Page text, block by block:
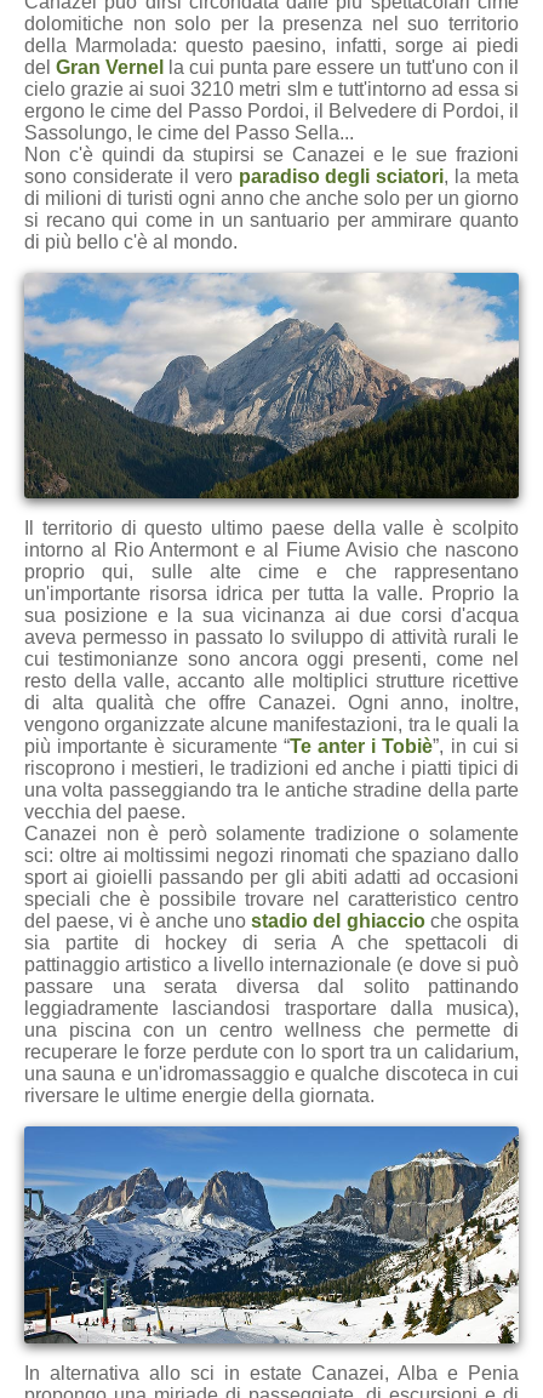
dolomitiche non solo per la presenza nel suo territorio
della Marmolada: questo paesino, infatti, sorge ai piedi
del Gran Vernel
la cui punta pare essere un tutt'uno con il
cielo grazie ai suoi 3210 metri slm e tutt'intorno ad essa si
ergono le cime del Passo Pordoi, il Belvedere di Pordoi, il
Sassolungo, le cime del Passo Sella...
Non c'è quindi da stupirsi se Canazei e le sue frazioni
sono considerate il vero paradiso degli sciatori, la meta
di milioni di turisti ogni anno che anche solo per un giorno
si recano qui come in un santuario per ammirare quanto
di più bello c'è al mondo.
Il territorio di questo ultimo paese della valle è scolpito
intorno al Rio Antermont e al Fiume Avisio che nascono
proprio qui, sulle alte cime e che rappresentano
un'importante risorsa idrica per tutta la valle. Proprio la
sua posizione e la sua vicinanza ai due corsi d'acqua
aveva permesso in passato lo sviluppo di attività rurali le
cui testimonianze sono ancora oggi presenti, come nel
resto della valle, accanto alle moltiplici strutture ricettive
di alta qualità che offre Canazei. Ogni anno, inoltre,
vengono organizzate alcune manifestazioni, tra le quali la
più importante è sicuramente “Te anter i Tobiè”, in cui si
riscoprono i mestieri, le tradizioni ed anche i piatti tipici di
una volta passeggiando tra le antiche stradine della parte
vecchia del paese.
Canazei non è però solamente tradizione o solamente
sci: oltre ai moltissimi negozi rinomati che spaziano dallo
sport ai gioielli passando per gli abiti adatti ad occasioni
speciali che è possibile trovare nel caratteristico centro
del paese, vi è anche unostadio del ghiaccioche ospita
sia partite di hockey di seria A che spettacoli di
pattinaggio artistico a livello internazionale (e dove si può
passare una serata diversa dal solito pattinando
leggiadramente lasciandosi trasportare dalla musica),
una piscina con un centro wellness che permette di
recuperare le forze perdute con lo sport tra un calidarium,
una sauna e un'idromassaggio e qualche discoteca in cui
riversare le ultime energie della giornata.
In alternativa allo sci in estate Canazei, Alba e Penia